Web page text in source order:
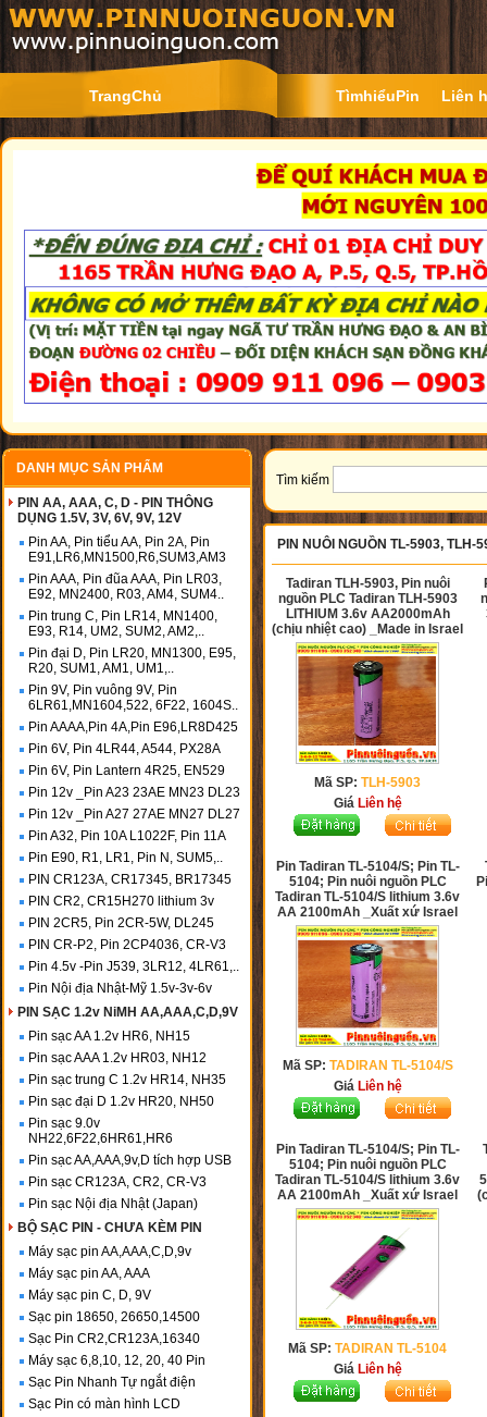
TrangChủ TìmhiểuPin Liên
DANH MỤC SẢN PHẨM
PIN AA, AAA, C, D - PIN THÔNG
DỤNG 1.5V, 3V, 6V, 9V, 12V
Pin AA, Pin tiểu AA, Pin 2A, Pin
E91,LR6,MN1500,R6,SUM3,AM3
Pin AAA, Pin đũa AAA, Pin LR03,
E92, MN2400, R03, AM4, SUM4..
Pin trung C, Pin LR14, MN1400,
E93, R14, UM2, SUM2, AM2,..
Pin đại D, Pin LR20, MN1300, E95,
R20, SUM1, AM1, UM1,..
Pin 9V, Pin vuông 9V, Pin
6LR61,MN1604,522, 6F22, 1604S..
Pin AAAA,Pin 4A,Pin E96,LR8D425
Pin 6V, Pin 4LR44, A544, PX28A
Pin 6V, Pin Lantern 4R25, EN529
Pin 12v _Pin A23 23AE MN23 DL23
Pin 12v _Pin A27 27AE MN27 DL27
Pin A32, Pin 10A L1022F, Pin 11A
Pin E90, R1, LR1, Pin N, SUM5,..
PIN CR123A, CR17345, BR17345
PIN CR2, CR15H270 lithium 3v
PIN 2CR5, Pin 2CR-5W, DL245
PIN CR-P2, Pin 2CP4036, CR-V3
Pin 4.5v -Pin J539, 3LR12, 4LR61,..
Pin Nội địa Nhật-Mỹ 1.5v-3v-6v
PIN SẠC 1.2v NiMH AA,AAA,C,D,9V
Pin sạc AA 1.2v HR6, NH15
Pin sạc AAA 1.2v HR03, NH12
Pin sạc trung C 1.2v HR14, NH35
Pin sạc đại D 1.2v HR20, NH50
Pin sạc 9.0v
NH22,6F22,6HR61,HR6
Pin sạc AA,AAA,9v,D tích hợp USB
Pin sạc CR123A, CR2, CR-V3
Pin sạc Nội địa Nhật (Japan)
BỘ SẠC PIN - CHƯA KÈM PIN
Máy sạc pin AA,AAA,C,D,9v
Máy sạc pin AA, AAA
Máy sạc pin C, D, 9V
Sạc pin 18650, 26650,14500
Sạc Pin CR2,CR123A,16340
Máy sạc 6,8,10, 12, 20, 40 Pin
Sạc Pin Nhanh Tự ngắt điện
Sạc Pin có màn hình LCD
Tìm kiếm
PIN NUÔI NGUỒN TL-5903, TLH-
Tadiran TLH-5903, Pin nuôi
nguồn PLC Tadiran TLH-5903
LITHIUM 3.6v AA2000mAh
(chịu nhiệt cao) _Made in Israel
Mã SP:TLH-5903
Giá Liên hệ
Pin Tadiran TL-5104/S; Pin TL-
5104; Pin nuôi nguồn PLC
Tadiran TL-5104/S lithium 3.6v
AA 2100mAh _Xuất xứ Israel
Mã SP: TADIRAN TL-5104/S
Giá Liên hệ
Pin Tadiran TL-5104/S; Pin TL-
5104; Pin nuôi nguồn PLC
Tadiran TL-5104/S lithium 3.6v
AA 2100mAh _Xuất xứ Israel
Mã SP:TADIRAN TL-5104
Giá Liên hệ